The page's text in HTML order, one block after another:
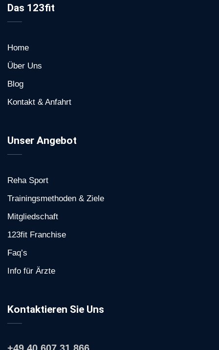
Das 123fit
Home
Über Uns
Blog
Kontakt & Anfahrt
Unser Angebot
Reha Sport
Trainingsmethoden & Ziele
Mitgliedschaft
123fit Franchise
Faq’s
Info für Ärzte
Kontaktieren Sie Uns
+49 40 607 31 866